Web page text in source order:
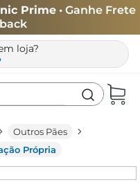
Prime • Ganhe Frete
loja?
Outros Pães
Própria